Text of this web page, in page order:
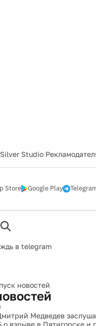
Silver Studio
Store Google Play
новостей
Медведев